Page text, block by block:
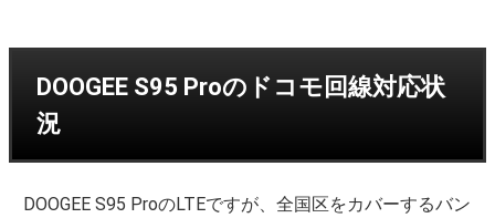
DOOGEE S95 Proのドコモ回線対応状
況
DOOGEE S95 ProのLTEですが、全国区をカバーするバン